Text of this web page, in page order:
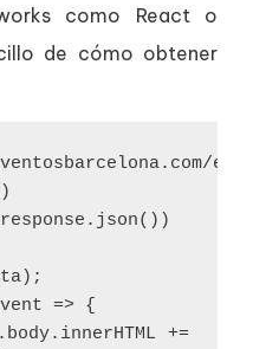
como React o
de cómo obtener
response.json())
=> {